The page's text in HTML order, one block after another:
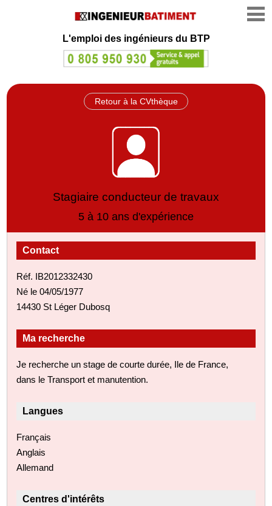
L'emploi des ingénieurs du BTP
Retour à la CVthèque
Stagiaire conducteur de travaux
5 à 10 ans d'expérience
Contact
Réf. IB2012332430
Né le 04/05/1977
14430 St Léger Dubosq
Ma recherche
Je recherche un stage de courte durée, Ile de France,
dans le Transport et manutention.
Langues
Français
Anglais
Allemand
Centres d'intérêts